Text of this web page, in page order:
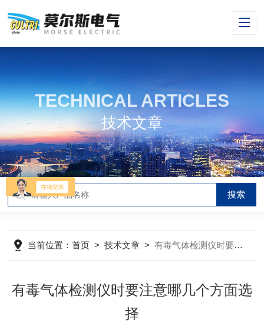
TECHNICAL ARTICLES
技术文章
当前位置：首页 >技术文章 >有毒气体检测仪时要注意哪几个方面选择
有毒气体检测仪时要注意哪几个方面选
择